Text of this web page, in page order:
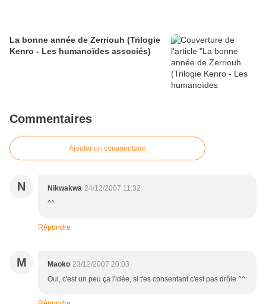
La bonne année de Zerriouh (Trilogie
Kenro - Les humanoïdes associés)
Commentaires
Ajouter un commentaire
N Nikwakwa 24/12/2007 11:32
^^
Répondre
M Maoko 23/12/2007 20:03
Oui, c'est un peu ça l'idée, si t'es consentant c'est pas drôle ^^